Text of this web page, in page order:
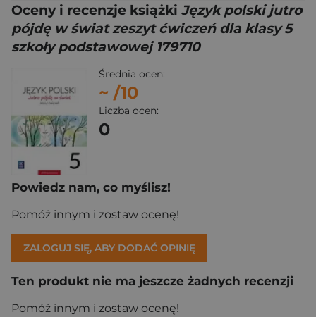
Oceny i recenzje książki Język polski jutro
pójdę w świat zeszyt ćwiczeń dla klasy 5
szkoły podstawowej 179710
Średnia ocen:
~ /10
Liczba ocen:
0
Powiedz nam, co myślisz!
Pomóż innym i zostaw ocenę!
ZALOGUJ SIĘ, ABY DODAĆ OPINIĘ
Ten produkt nie ma jeszcze żadnych recenzji
Pomóż innym i zostaw ocenę!